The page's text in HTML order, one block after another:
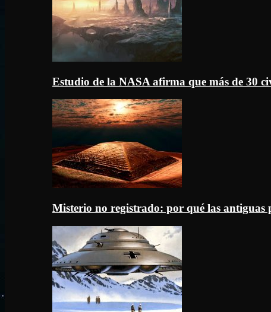
Estudio de la NASA afirma que más de 30
Misterio no registrado: por qué las antiguas